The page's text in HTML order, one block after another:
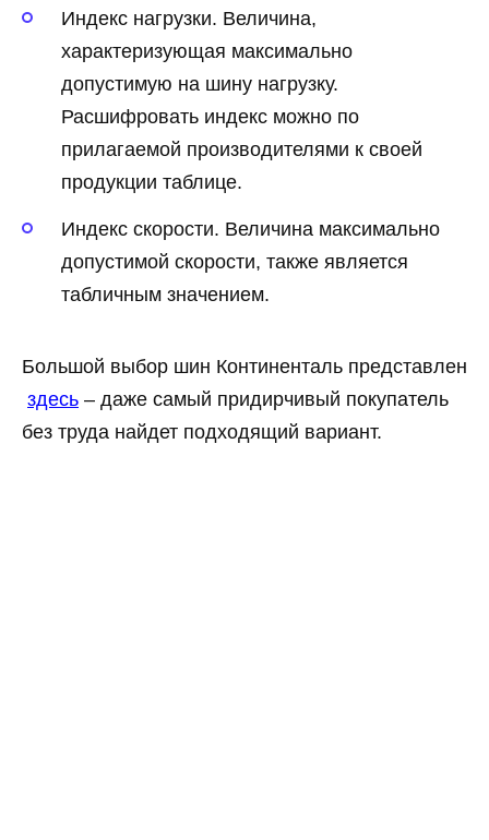
Индекс нагрузки. Величина,
характеризующая максимально
допустимую на шину нагрузку.
Расшифровать индекс можно по
прилагаемой производителями к своей
продукции таблице.
Индекс скорости. Величина максимально
допустимой скорости, также является
табличным значением.
Большой выбор шин Континенталь представлен
здесь – даже самый придирчивый покупатель
без труда найдет подходящий вариант.